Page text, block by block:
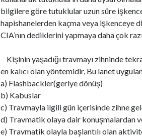
bilgilere göre tutuklular uzun süre
hapishanelerden kaçma veya
CIA’nın dediklerini yapmaya daha çok
Kişinin yaşadığı travmayı zihninde
en kalıcı olan yöntemidir, Bu lanet
a) Flashbackler(geriye dönüş)
b) Kabuslar
c) Travmayla ilgili gün içerisinde zihne
d) Travmatik olaya dair konuşmalardan
e) Travmatik olayla başlantılı olan